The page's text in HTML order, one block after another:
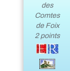
des
Comtes
de Foix
2 points